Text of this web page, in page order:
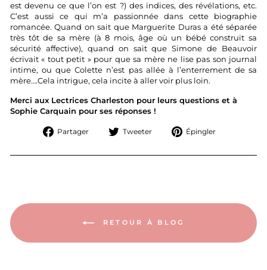
est devenu ce que l’on est ?) des indices, des révélations, etc.
C’est aussi ce qui m’a passionnée dans cette biographie
romancée. Quand on sait que Marguerite Duras a été séparée
très tôt de sa mère (à 8 mois, âge où un bébé construit sa
sécurité affective), quand on sait que Simone de Beauvoir
écrivait « tout petit » pour que sa mère ne lise pas son journal
intime, ou que Colette n’est pas allée à l’enterrement de sa
mère….Cela intrigue, cela incite à aller voir plus loin.
Merci aux Lectrices Charleston pour leurs questions et à
Sophie Carquain pour ses réponses !
Partager
PartagerTweeter
TweeterÉpingler
RETOUR À BLOG